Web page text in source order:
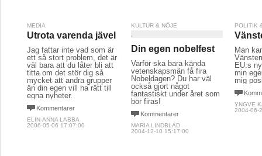
MEDIA
Utrota varenda jävel
Jag fattar inte vad som är
ett så stort problem, det är
väl bara att du låter bli att
titta om det stör dig så
mycket att andra grupper
än din egen vill ha rätt till
egna nyheter.
Kommentarer
ELIN-ANNA LABBA
2006-05-06 17:07:00
KULTUR & NÖJE
Din egen nobelfest
Varför ska bara kända
vetenskapsmän få fira
Nobeldagen? Du har väl
också gjort något
fantastiskt under året som
bör firas!
Kommentarer
MARIA LINDBLAD
2004-12-10 15:17:00
POLITIK
Man
EU:s
min
mig
YNGVE
2004-06-